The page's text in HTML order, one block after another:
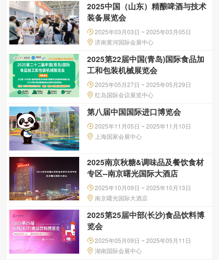
2025中国（山东）精酿啤酒与技术
装备展览会
2025年03月03日 ~ 2025年03月05日
济南黄河国际会展中心
2025第22届中国(青岛)国际食品加
工和包装机械展览会
2025年05月27日 ~ 2025年05月29日
红岛国际会议展览中心
第八届中国国际进口博览会
2025年11月05日 ~ 2025年11月10日
上海国家会展中心
2025南京秋糖&调味品及餐饮食材
专区--南京曙光国际大酒店
2025年10月09日 ~ 2025年10月13日
南京曙光国际大酒店
2025第25届中部(长沙)食品饮料博
览会
2025年05月09日 ~ 2025年05月11日
湖南国际会展中心